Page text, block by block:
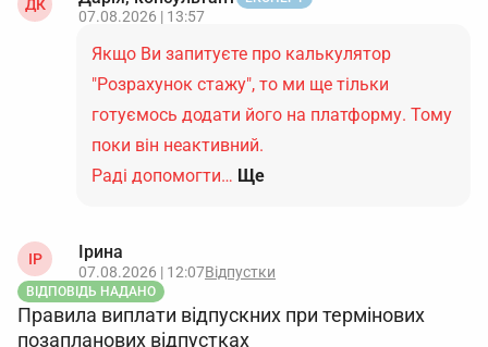
ДК
07.08.2026 | 13:57
Якщо Ви запитуєте про калькулятор
"Розрахунок стажу", то ми ще тільки
готуємось додати його на платформу. Тому
поки він неактивний.
Раді допомогти… Ще
ІР Ірина
07.08.2026 | 12:07Відпустки
ВІДПОВІДЬ НАДАНО
Правила виплати відпускних при термінових
позапланових відпустках